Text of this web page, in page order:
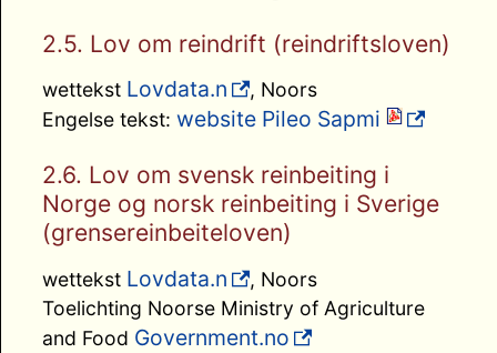
2.5. Lov om reindrift (reindriftsloven)
wettekst Lovdata.n
, Noors
Engelse tekst: website Pileo Sapmi
2.6. Lov om svensk reinbeiting i
Norge og norsk reinbeiting i Sverige
(grensereinbeiteloven)
wettekst Lovdata.n
, Noors
Toelichting Noorse Ministry of Agriculture
and Food Government.no